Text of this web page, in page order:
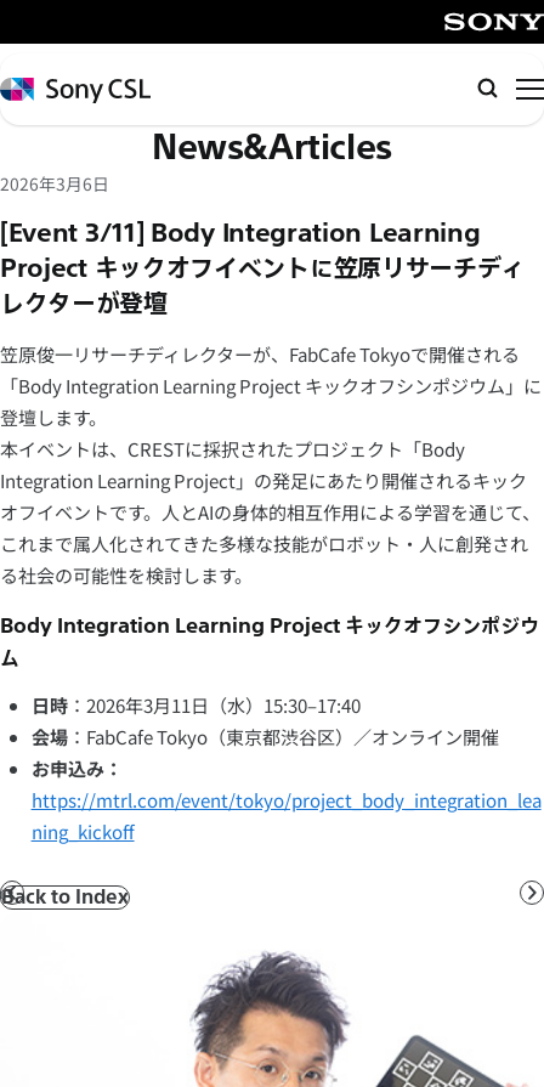
イ
ン
コ
テ
ツ
へ
ス
ッ
プ
Sony
CSL
News&Articles
2026年3月6日
[Event 3/11] Body Integration Learning
Project キックオフイベントに笠原リサーチディ
レクターが登壇
笠原俊一リサーチディレクターが、FabCafe Tokyoで開催される
「Body Integration Learning Project キックオフシンポジウム」に
登壇します。
本イベントは、CRESTに採択されたプロジェクト「Body
Integration Learning Project」の発足にあたり開催されるキック
オフイベントです。人とAIの身体的相互作用による学習を通じて、
これまで属人化されてきた多様な技能がロボット・人に創発され
る社会の可能性を検討します。
Body Integration Learning Project キックオフシンポジウ
ム
日時：2026年3月11日（水）15:30–17:40
会場：FabCafe Tokyo（東京都渋谷区）／オンライン開催
お申込み：
https://mtrl.com/event/tokyo/project_body_integration_lea
ning_kickoff
Prev
Back to Index